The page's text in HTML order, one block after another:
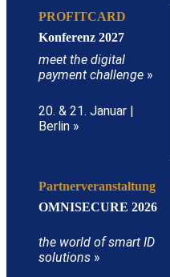
PROFITCARD
Konferenz 2027
meet the digital
payment challenge »
20. & 21. Januar |
Berlin »
Partnerveranstaltung
OMNISECURE 2026
the world of smart ID
solutions »